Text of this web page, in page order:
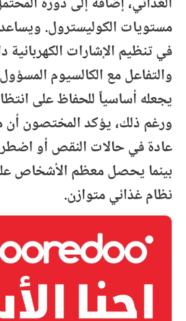
مستويات الكوليسترول.
في تنظيم الإشارات
والتفاعل مع الكالسيوم
يجعله أساسياً للحفاظ على
ورغم ذلك، يؤكد المختصون أن
عادة في حالات النقص أو
بينما يحصل معظم الأشخاص
نظام غذائي متوازن.